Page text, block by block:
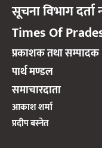
सूचना विभाग
Times Of
प्रकाशक तथा सम्पादक
पार्थ मण्डल
समाचारदाता
आकाश शर्मा
प्रदीप बस्नेत